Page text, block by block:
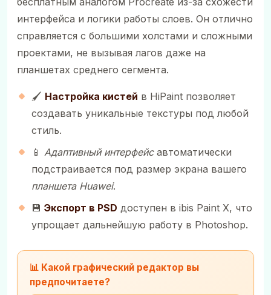
интерфейса и логики работы слоев. Он отлично
справляется с большими холстами и сложными
проектами, не вызывая лагов даже на
планшетах среднего сегмента.
🖌️ Настройка кистей в HiPaint позволяет
создавать уникальные текстуры под любой
стиль.
📱 Адаптивный интерфейсавтоматически
подстраивается под размер экрана вашего
планшета Huawei.
💾 Экспорт в PSD доступен в ibis Paint X, что
упрощает дальнейшую работу в Photoshop.
📊 Какой графический редактор вы
предпочитаете?